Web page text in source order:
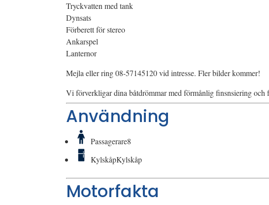
Tryckvatten med tank
Dynsats
Förberett för stereo
Ankarspel
Lanternor
Mejla eller ring 08-57145120 vid intresse. Fler bilder kommer!
Vi förverkligar dina båtdrömmar med förmånlig finsnsiering och
Användning
Passagerare8
KylskåpKylskåp
Motorfakta